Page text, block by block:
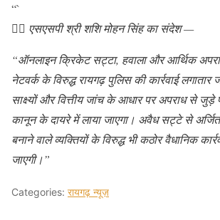
“`
👉🏻 एसएसपी श्री शशि मोहन सिंह का संदेश —
“ऑनलाइन क्रिकेट सट्टा, हवाला और आर्थिक
नेटवर्क के विरुद्ध रायगढ़ पुलिस की कार्रवाई लगातार
साक्ष्यों और वित्तीय जांच के आधार पर अपराध से जुड़े
कानून के दायरे में लाया जाएगा। अवैध सट्टे से
बनाने वाले व्यक्तियों के विरुद्ध भी कठोर वैधानिक
जाएगी।”
Categories: रायगढ़ न्यूज़